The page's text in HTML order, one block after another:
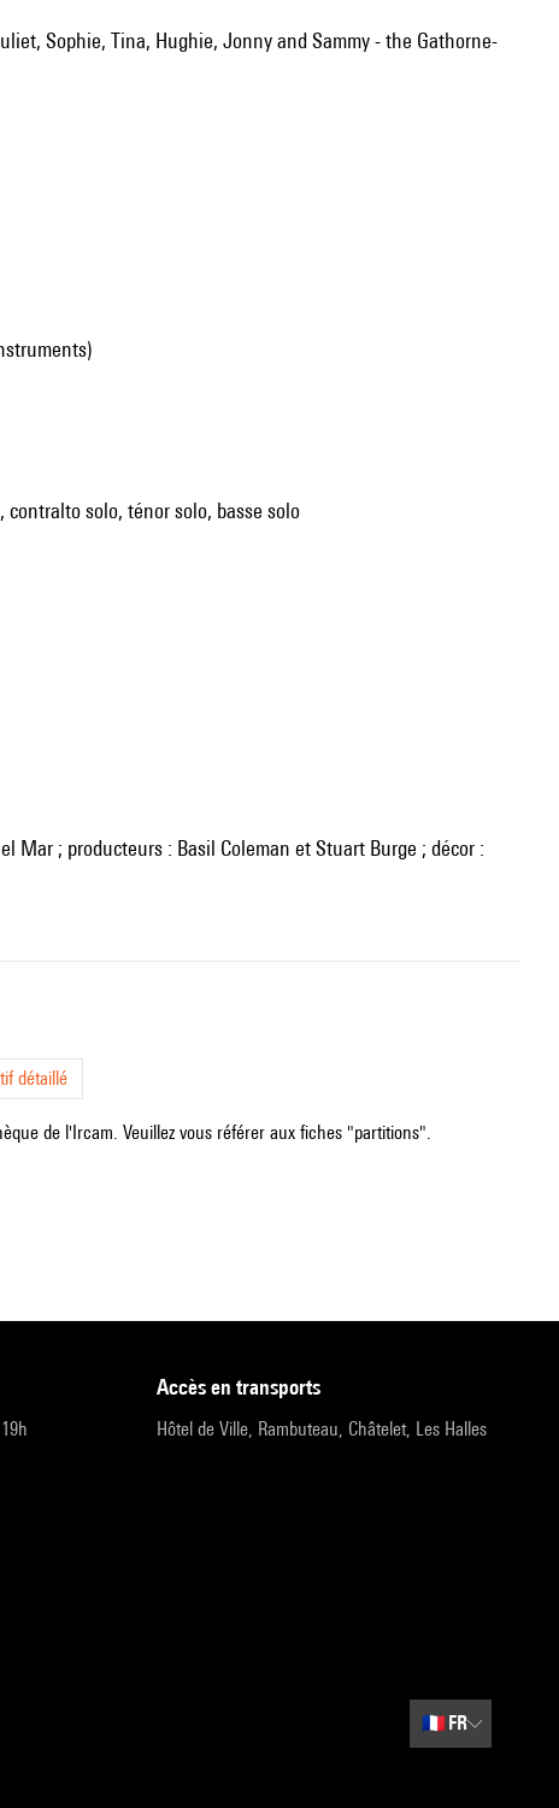
contralto solo, ténor solo, basse solo
détaillé
de l'Ircam. Veuillez vous référer aux fiches "partitions".
accès en transports
Hôtel de Ville, Rambuteau, Châtelet, Les Halles
🇫🇷 FR